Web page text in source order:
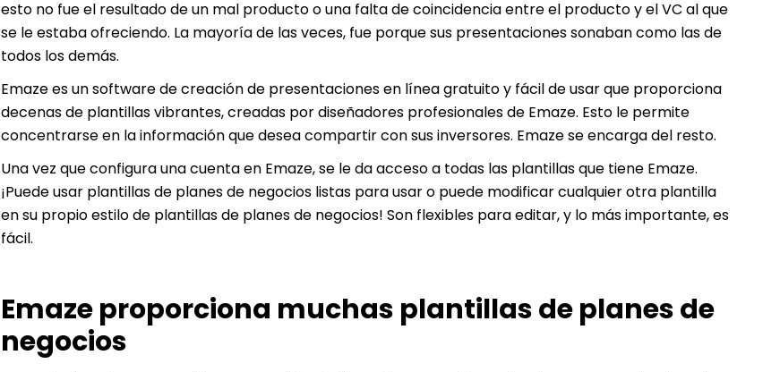
esto no fue el resultado de un mal producto o una falta de coincidencia entre el producto y el VC al que
se le estaba ofreciendo. La mayoría de las veces, fue porque sus presentaciones sonaban como las de
todos los demás.
Emaze es un software de creación de presentaciones en línea gratuito y fácil de usar que proporciona
decenas de plantillas vibrantes, creadas por diseñadores profesionales de Emaze. Esto le permite
concentrarse en la información que desea compartir con sus inversores. Emaze se encarga del resto.
Una vez que configura una cuenta en Emaze, se le da acceso a todas las plantillas que tiene Emaze.
¡Puede usar plantillas de planes de negocios listas para usar o puede modificar cualquier otra plantilla
en su propio estilo de plantillas de planes de negocios! Son flexibles para editar, y lo más importante, es
fácil.
Emaze proporciona muchas plantillas de planes de
negocios